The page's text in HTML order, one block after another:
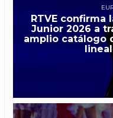
RTVE confirma
Junior 2026 a
amplio catálogo